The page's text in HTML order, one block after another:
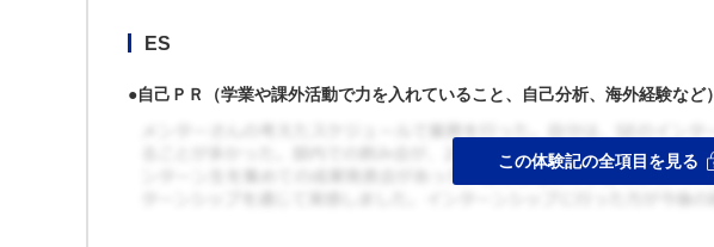
ES
●自己ＰＲ（学業や課外活動で力を入れていること、自己分析、海外経験など）